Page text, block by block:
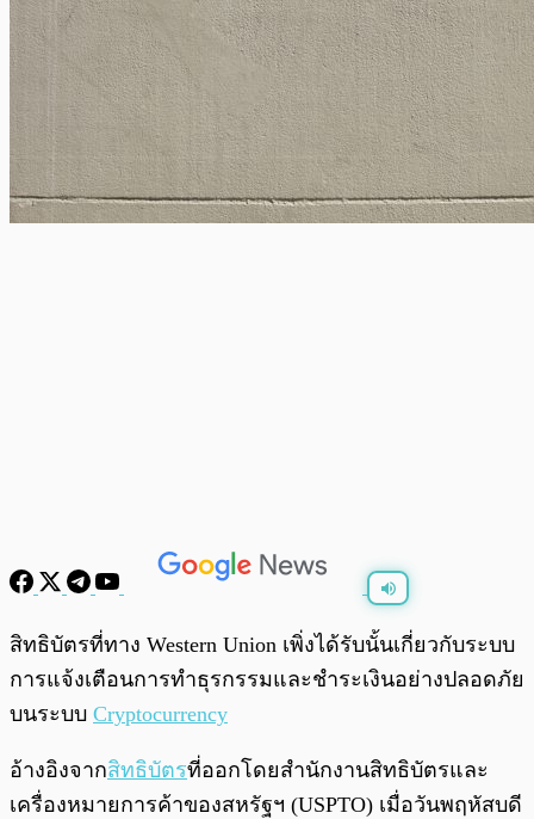
พร้อมเล่น 0:00 /
สิทธิบัตรที่ทาง Western Union เพิ่งได้รับนั้นเกี่ยวกับระบบ
การแจ้งเตือนการทำธุรกรรมและชำระเงินอย่างปลอดภัย
บนระบบ Cryptocurrency
อ้างอิงจากสิทธิบัตรที่ออกโดยสำนักงานสิทธิบัตรและ
เครื่องหมายการค้าของสหรัฐฯ (USPTO) เมื่อวันพฤหัสบดี